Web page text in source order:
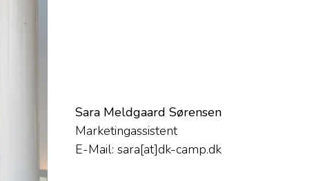
Sara Meldgaard Sørensen
Marketingassistent
E-Mail: sara[at]dk-camp.dk